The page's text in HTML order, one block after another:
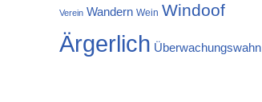
Verein Wandern Wein Windoof
Ärgerlich Überwachungswahn